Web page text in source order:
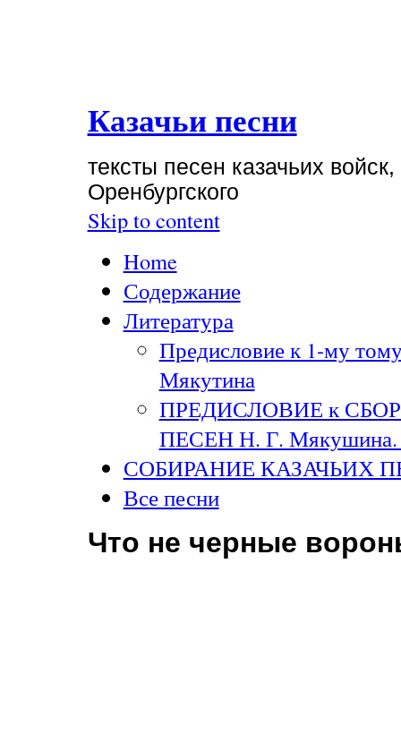
Казачьи песни
тексты песен казачьих
Оренбургского
Skip to content
Home
Содержание
Литература
Предисловие к 1-му
Мякутина
ПРЕДИСЛОВИЕ к
ПЕСЕН Н. Г. Мякушина.
СОБИРАНИЕ КАЗАЧЬИХ
Все песни
Что не черные